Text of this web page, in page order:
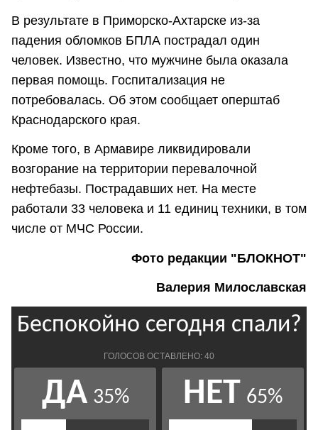
В результате в Приморско-Ахтарске из-за
падения обломков БПЛА пострадал один
человек. Известно, что мужчине была оказала
первая помощь. Госпитализация не
потребовалась. Об этом сообщает оперштаб
Краснодарского края.
Кроме того, в Армавире ликвидировали
возгорание на территории перевалочной
нефтебазы. Пострадавших нет. На месте
работали 33 человека и 11 единиц техники, в том
числе от МЧС России.
Фото редакции "БЛОКНОТ"
Валерия Милославская